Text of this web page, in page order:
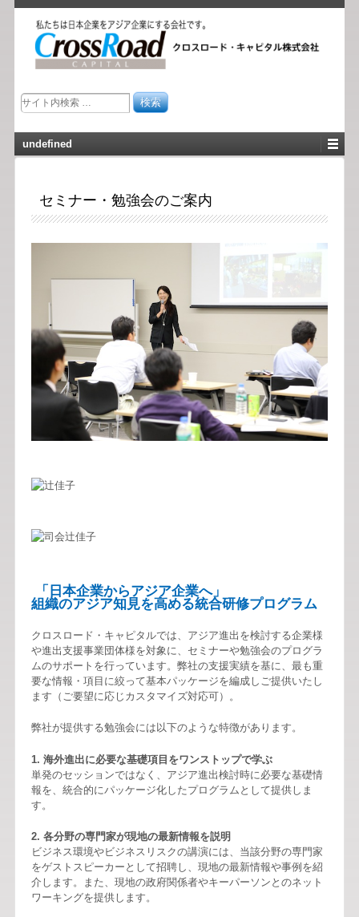
undefined
セミナー・勉強会のご案内
「日本企業からアジア企業へ」
組織のアジア知見を高める統合研修プログラム
クロスロード・キャピタルでは、アジア進出を検討する企業様
や進出支援事業団体様を対象に、セミナーや勉強会のプログラ
ムのサポートを行っています。弊社の支援実績を基に、最も重
要な情報・項目に絞って基本パッケージを編成しご提供いたし
ます（ご要望に応じカスタマイズ対応可）。
弊社が提供する勉強会には以下のような特徴があります。
1. 海外進出に必要な基礎項目をワンストップで学ぶ
単発のセッションではなく、アジア進出検討時に必要な基礎情
報を、統合的にパッケージ化したプログラムとして提供しま
す。
2. 各分野の専門家が現地の最新情報を説明
ビジネス環境やビジネスリスクの講演には、当該分野の専門家
をゲストスピーカーとして招聘し、現地の最新情報や事例を紹
介します。また、現地の政府関係者やキーパーソンとのネット
ワーキングを提供します。